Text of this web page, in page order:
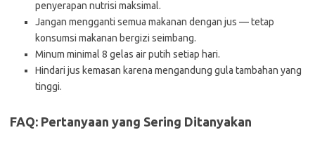
penyerapan nutrisi maksimal.
Jangan mengganti semua makanan dengan jus — tetap
konsumsi makanan bergizi seimbang.
Minum minimal 8 gelas air putih setiap hari.
Hindari jus kemasan karena mengandung gula tambahan yang
tinggi.
FAQ: Pertanyaan yang Sering Ditanyakan